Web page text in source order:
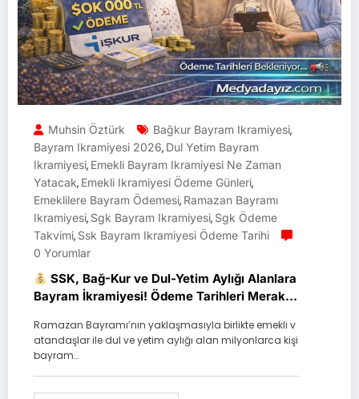
Muhsin Öztürk Bağkur Bayram Ikramiyesi,
Bayram Ikramiyesi 2026, Dul Yetim Bayram
Ikramiyesi, Emekli Bayram Ikramiyesi Ne Zaman
Yatacak, Emekli Ikramiyesi Ödeme Günleri,
Emeklilere Bayram Ödemesi, Ramazan Bayramı
Ikramiyesi, Sgk Bayram Ikramiyesi, Sgk Ödeme
Takvimi, Ssk Bayram Ikramiyesi Ödeme Tarihi
0 Yorumlar
SSK, Bağ-Kur ve Dul-Yetim Aylığı Alanlara
Bayram İkramiyesi! Ödeme Tarihleri Merak
Ramazan Bayramı’nın yaklaşmasıyla birlikte emekli v
atandaşlar ile dul ve yetim aylığı alan milyonlarca kişi
bayram…